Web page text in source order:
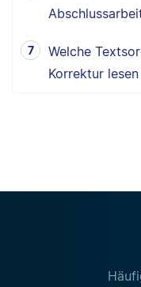
Welche
Korrektur